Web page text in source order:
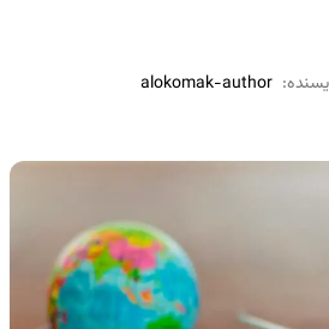
alokomak-author